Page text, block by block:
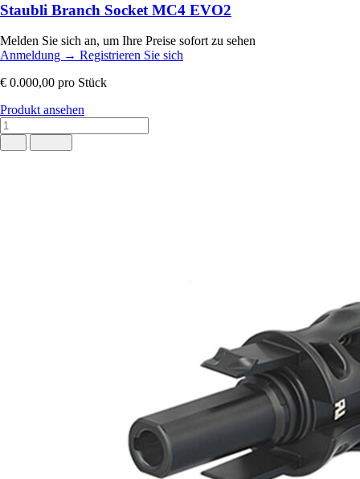
Staubli Branch Socket MC4 EVO2
Melden Sie sich an, um Ihre Preise sofort zu sehen
Anmeldung → Registrieren Sie sich
€ 0.000,00 pro Stück
Produkt ansehen